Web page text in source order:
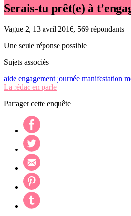
Serais-tu prêt(e) à
Vague 2, 13 avril 2016, 569 répondants
Une seule réponse possible
Sujets associés
aide engagement journée manifestation
La rédac en parle
Partager cette enquête